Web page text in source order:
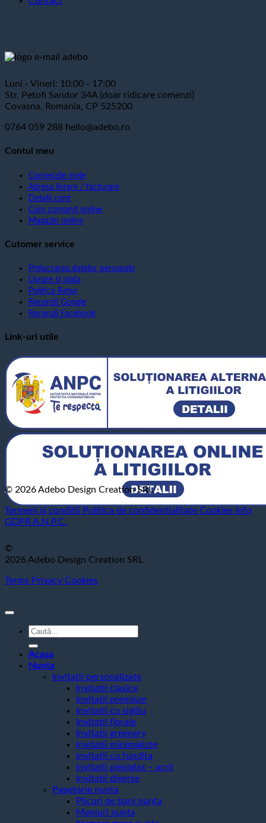
Luni - Vineri: 10:00 - 17:00
Str. Petofi Sandor 34A (doar ridicare comenzi)
Covasna, Romania, CP 525200
0764 059 288 hello@adebo.ro
Contul meu
Comenzile mele
Adresa livrare / facturare
Detalii cont
Cum comand online
Magazin online
Cutomer service
Prelucrarea datelor personale
Livrare si plata
Politica Retur
Recenzii Google
Recenzii Facebook
Link-uri utile
© 2026 Adebo Design Creation SRL
Termeni si conditii Politica de confidentialitate Cookies Info
GDPR A.N.P.C.
©
2026 Adebo Design Creation SRL
Terms Privacy Cookies
Caută
după:
Acasa
Nunta
Invitatii personalizate
Invitatii clasice
Invitatii premium
Invitatii cu sigiliu
Invitatii florale
Invitatii greenery
Invitatii minimaliste
Invitatii cu fundita
Invitatii plexiglas – acril
Invitatii diverse
Papetarie nunta
Plicuri de bani nunta
Meniuri nunta